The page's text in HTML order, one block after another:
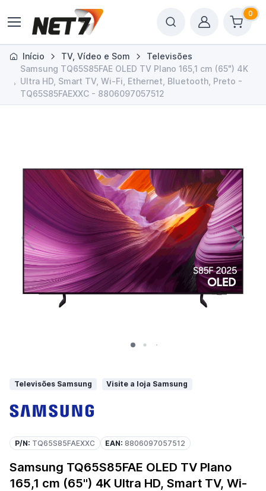
0
Início TV, Vídeo e Som
Televisões
Samsung TQ65S85FAE OLED TV Plano 165,1 cm (65") 4K
Ultra HD, Smart TV, Wi-Fi, Ethernet, Bluetooth, Preto -
TQ65S85FAEXXC - 8806097057512
Televisões Samsung Visite a loja Samsung
P/N: TQ65S85FAEXXC EAN: 8806097057512
Samsung TQ65S85FAE OLED TV Plano
165,1 cm (65") 4K Ultra HD, Smart TV, Wi-